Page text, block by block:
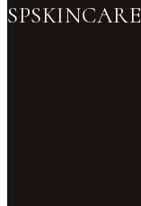
SPSKINCARE